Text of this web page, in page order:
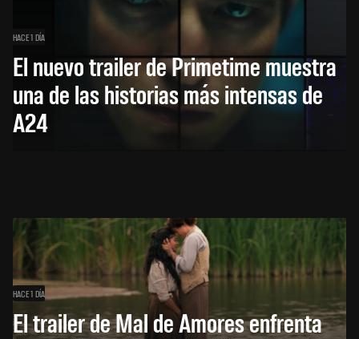
HACE 1 DÍA
El nuevo trailer de Primetime muestra
una de las historias más intensas de
A24
HACE 1 DÍA
El trailer de Mal de Amores enfrenta